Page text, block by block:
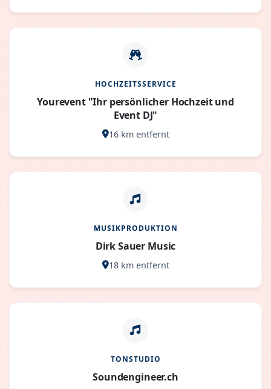
HOCHZEITSSERVICE
Yourevent "Ihr persönlicher Hochzeit und
Event DJ"
16 km entfernt
MUSIKPRODUKTION
Dirk Sauer Music
18 km entfernt
TONSTUDIO
Soundengineer.ch